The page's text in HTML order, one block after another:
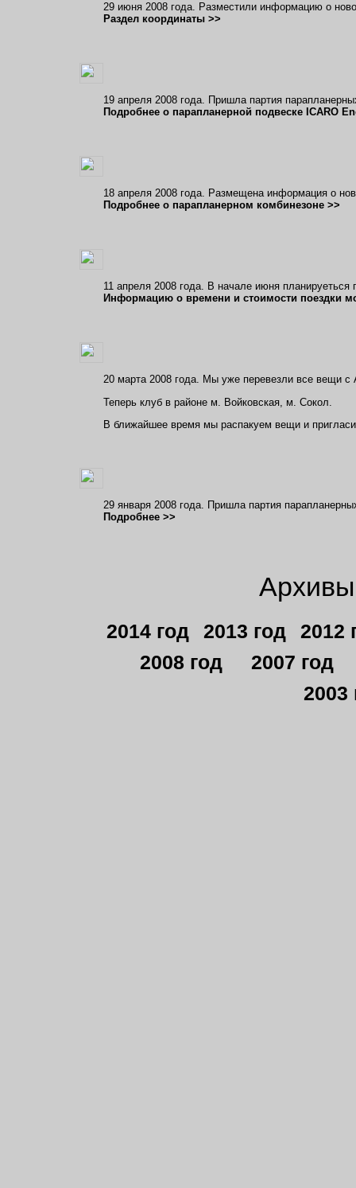
29 июня 2008 года. Разместили информацию о
Раздел координаты >>
19 апреля 2008 года. Пришла партия
Подробнее о парапланерной подвеске ICARO
18 апреля 2008 года. Размещена информация о
Подробнее о парапланерном комбинезоне >>
11 апреля 2008 года. В начале июня планируеться
Информацию о времени и стоимости поездки
20 марта 2008 года. Мы уже перевезли все вещи
Теперь клуб в районе м. Войковская, м. Сокол.
В ближайшее время мы распакуем вещи и
29 января 2008 года. Пришла партия
Подробнее >>
Архивы
2014 год 2013 год
2012
2008 год
2007 год
2003